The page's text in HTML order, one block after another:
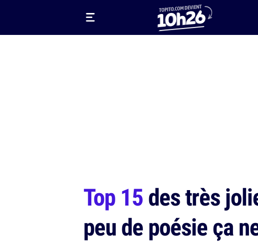
Top 15des très
peu de poésie ça